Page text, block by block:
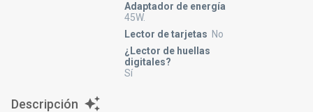
Adaptador de energía
45W.
Lector de tarjetas No
¿Lector de huellas
digitales?
Sí
Descripción